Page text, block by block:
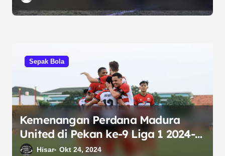
Sepak Bola
Kemenangan Perdana Madura
United di Pekan ke-9 Liga 1 2024-
2025Hisar Okt 24, 2024